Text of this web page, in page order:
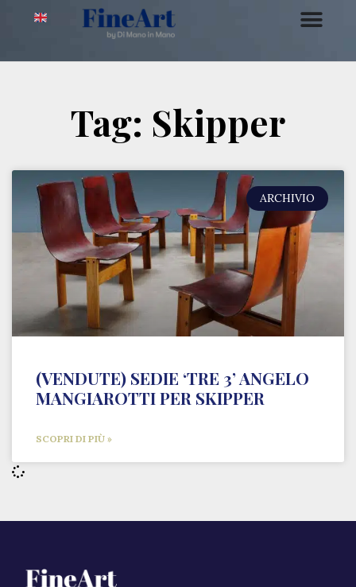
Tag: Skipper
ARCHIVIO
(VENDUTE) SEDIE ‘TRE 3’ ANGELO
MANGIAROTTI PER SKIPPER
SCOPRI DI PIÙ »